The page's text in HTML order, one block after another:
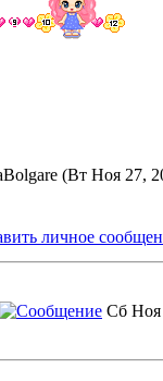
(Вт Ноя 27,
Сб Ноя